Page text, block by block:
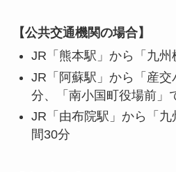
【公共交通機関の場合】
JR「熊本駅」から「九
JR「阿蘇駅」から「産
分、「南小国町役場前」
JR「由布院駅」から「
間30分